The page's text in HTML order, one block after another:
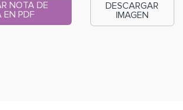
NOTA DE
EN PDF
DESCARGAR
IMAGEN